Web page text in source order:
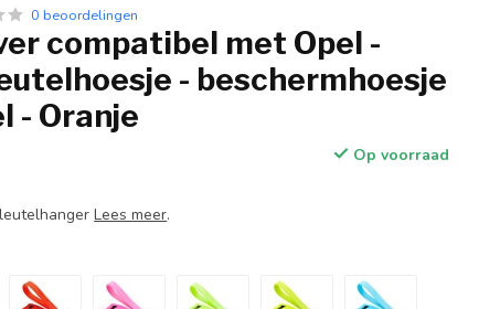
0 beoordelingen
compatibel met Opel -
- beschermhoesje
- Oranje
Op voorraad
Lees meer.